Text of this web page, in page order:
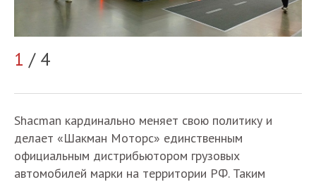
1 / 4
Shacman кардинально меняет свою политику и
делает «Шакман Моторс» единственным
официальным дистрибьютором грузовых
автомобилей марки на территории РФ. Таким